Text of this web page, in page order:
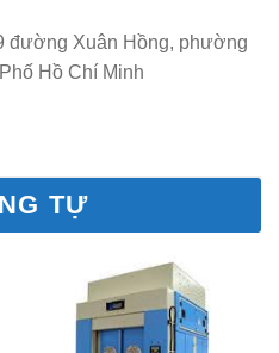
đường Xuân Hồng, phường
Hồ Chí Minh
TỰ